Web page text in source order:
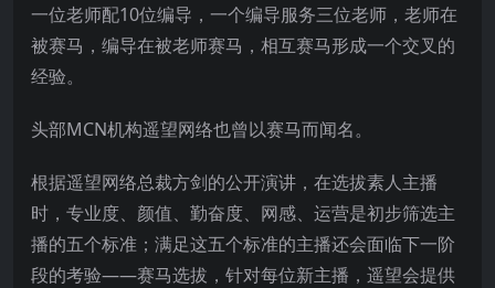
一位老师配10位编导，一个编导服务三位老师，老师在
被赛马，编导在被老师赛马，相互赛马形成一个交叉的
经验。
头部MCN机构遥望网络也曾以赛马而闻名。
根据遥望网络总裁方剑的公开演讲，在选拔素人主播
时，专业度、颜值、勤奋度、网感、运营是初步筛选主
播的五个标准；满足这五个标准的主播还会面临下一阶
段的考验——赛马选拔，针对每位新主播，遥望会提供